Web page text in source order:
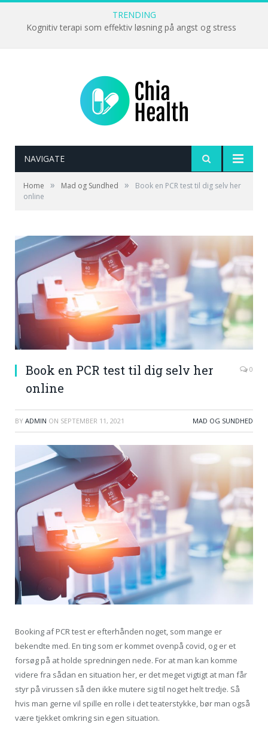
TRENDING
Kognitiv terapi som effektiv løsning på angst og stress
NAVIGATE
Home » Mad og Sundhed »
Book en PCR test til dig selv her
online
Book en PCR test til dig selv her
online
0
BY ADMIN ON SEPTEMBER 11, 2021 MAD OG SUNDHED
Booking af PCR test er efterhånden noget, som mange er
bekendte med. En ting som er kommet ovenpå covid, og er et
forsøg på at holde spredningen nede. For at man kan komme
videre fra sådan en situation her, er det meget vigtigt at man får
styr på virussen så den ikke mutere sig til noget helt tredje. Så
hvis man gerne vil spille en rolle i det teaterstykke, bør man også
være tjekket omkring sin egen situation.